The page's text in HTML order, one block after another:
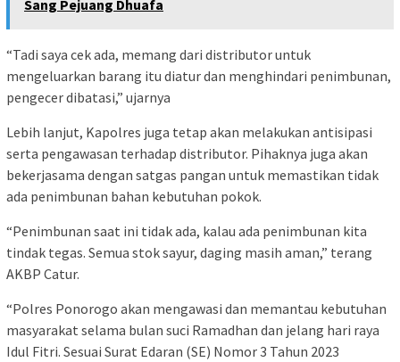
Sang Pejuang Dhuafa
“Tadi saya cek ada, memang dari distributor untuk
mengeluarkan barang itu diatur dan menghindari penimbunan,
pengecer dibatasi,” ujarnya
Lebih lanjut, Kapolres juga tetap akan melakukan antisipasi
serta pengawasan terhadap distributor. Pihaknya juga akan
bekerjasama dengan satgas pangan untuk memastikan tidak
ada penimbunan bahan kebutuhan pokok.
“Penimbunan saat ini tidak ada, kalau ada penimbunan kita
tindak tegas. Semua stok sayur, daging masih aman,” terang
AKBP Catur.
“Polres Ponorogo akan mengawasi dan memantau kebutuhan
masyarakat selama bulan suci Ramadhan dan jelang hari raya
Idul Fitri. Sesuai Surat Edaran (SE) Nomor 3 Tahun 2023